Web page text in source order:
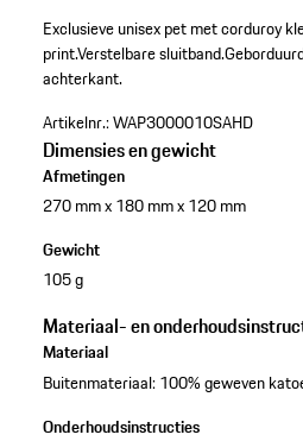
Exclusieve unisex pet met corduroy
print.Verstelbare sluitband.
achterkant.
Artikelnr.:WAP3000010SAHD
Dimensies en gewicht
Afmetingen
270 mm x 180 mm x 120 mm
Gewicht
105 g
Materiaal- en
Materiaal
Buitenmateriaal: 100% geweven
Onderhoudsinstructies